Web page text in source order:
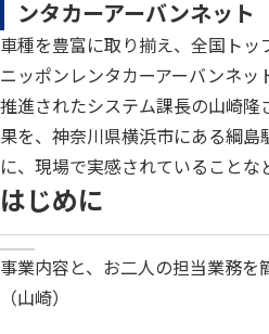
ンタカーアーバンネット
車種を豊富に取り揃え、全国トッ
ニッポンレンタカーアーバンネ
推進されたシステム課長の山崎隆
果を、神奈川県横浜市にある綱島
に、現場で実感されていることな
はじめに
事業内容と、お二人の担当業務を
（山崎）